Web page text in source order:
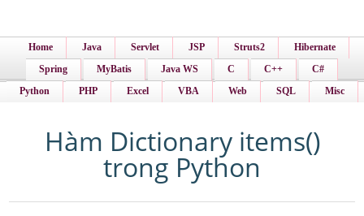
Home Java Servlet JSP Struts2
Hibernate
Spring
MyBatis Java WS C C++
C#
Python
PHP Excel VBA Web SQL Misc
Hàm Dictionary items()
trong Python